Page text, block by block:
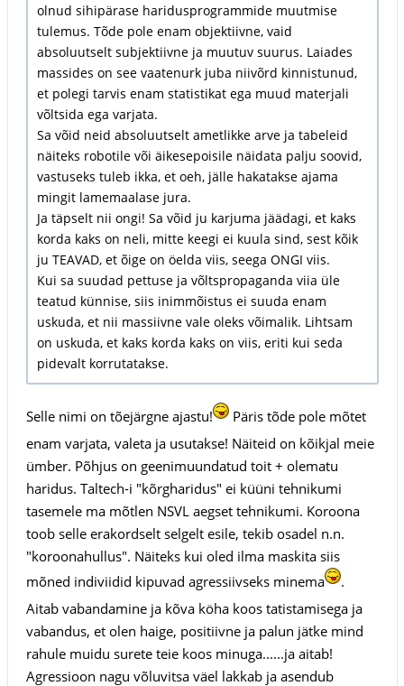
olnud sihipärase haridusprogrammide muutmise
tulemus. Tõde pole enam objektiivne, vaid
absoluutselt subjektiivne ja muutuv suurus. Laiades
massides on see vaatenurk juba niivõrd kinnistunud,
et polegi tarvis enam statistikat ega muud materjali
võltsida ega varjata.
Sa võid neid absoluutselt ametlikke arve ja tabeleid
näiteks robotile või äikesepoisile näidata palju soovid,
vastuseks tuleb ikka, et oeh, jälle hakatakse ajama
mingit lamemaalase jura.
Ja täpselt nii ongi! Sa võid ju karjuma jäädagi, et kaks
korda kaks on neli, mitte keegi ei kuula sind, sest kõik
ju TEAVAD, et õige on öelda viis, seega ONGI viis.
Kui sa suudad pettuse ja võltspropaganda viia üle
teatud künnise, siis inimmõistus ei suuda enam
uskuda, et nii massiivne vale oleks võimalik. Lihtsam
on uskuda, et kaks korda kaks on viis, eriti kui seda
pidevalt korrutatakse.
Selle nimi on tõejärgne ajastu!
Päris tõde pole mõtet
enam varjata, valeta ja usutakse! Näiteid on kõikjal meie
ümber. Põhjus on geenimuundatud toit + olematu
haridus. Taltech-i "kõrgharidus" ei küüni tehnikumi
tasemele ma mõtlen NSVL aegset tehnikumi. Koroona
toob selle erakordselt selgelt esile, tekib osadel n.n.
"koroonahullus". Näiteks kui oled ilma maskita siis
mõned indiviidid kipuvad agressiivseks minema
.
Aitab vabandamine ja kõva köha koos tatistamisega ja
vabandus, et olen haige, positiivne ja palun jätke mind
rahule muidu surete teie koos minuga......ja aitab!
Agressioon nagu võluvitsa väel lakkab ja asendub